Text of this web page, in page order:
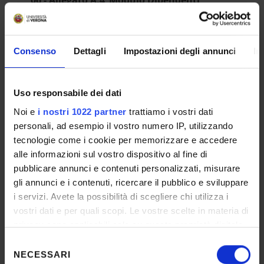
Consenso Dettagli Impostazioni degli annunci
Uso responsabile dei dati
Noi e i nostri 1022 partner trattiamo i vostri dati
personali, ad esempio il vostro numero IP, utilizzando
tecnologie come i cookie per memorizzare e accedere
alle informazioni sul vostro dispositivo al fine di
pubblicare annunci e contenuti personalizzati, misurare
gli annunci e i contenuti, ricercare il pubblico e sviluppare
i servizi. Avete la possibilità di scegliere chi utilizza i
vostri dati e per quali scopi. Le vostre scelte in materia di
privacy sono applicabili solo su questa proprietà digitale
modificare o revocare il proprio consenso in qualsiasi
delNECESSARI
Ateneo VR
DETTAGLI
Selection n°
25-05-vetn
School
Medicina e Chirurgia
RESULT/RANKING LISTS
GRADUATORIA PARZIALE - Scienze
IT | 129Kb